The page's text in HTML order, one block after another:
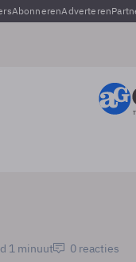
AbonnerenAdverteren
1 minuut 0 reacties